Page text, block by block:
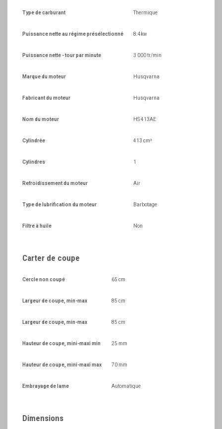
Type de carburant Thermique
Puissance nette au régime présélectionné 8.4kw
Puissance nette - tour par minute 3 000 tr/min
Marque du moteur Husqvarna
Fabricant du moteur Husqvarna
Nom du moteur HS 413AE
Cylindrée 413 cm³
Cylindres 1
Refroidissement du moteur Air
Type de lubrification du moteur Barbotage
Filtre à huile Non
Carter de coupe
Cercle non coupé 65 cm
Largeur de coupe, min-max 85 cm
Largeur de coupe, min-max 85 cm
Hauteur de coupe, mini-maxi min 25 mm
Hauteur de coupe, mini-maxi max 70 mm
Embrayage de lame Automatique
Dimensions